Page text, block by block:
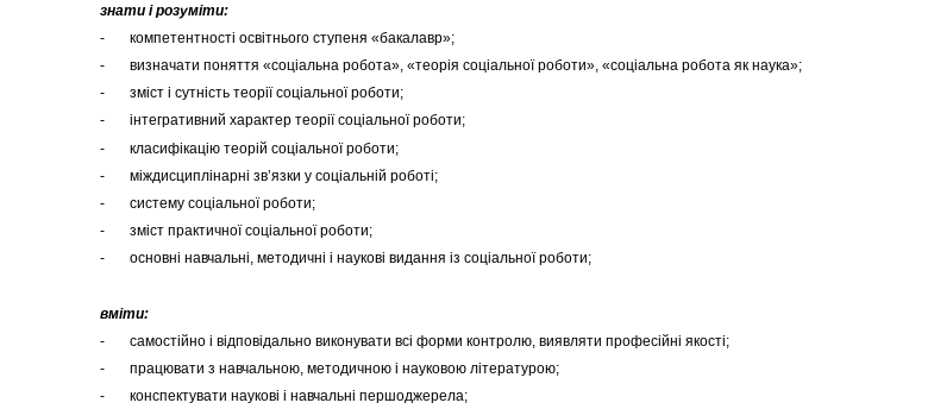
знати і розуміти:
- компетентності освітнього ступеня «бакалавр»;
- визначати поняття «соціальна робота», «теорія соціальної роботи», «соціальна робота як наука»;
- зміст і сутність теорії соціальної роботи;
- інтегративний характер теорії соціальної роботи;
- класифікацію теорій соціальної роботи;
- міждисциплінарні зв’язки у соціальній роботі;
- систему соціальної роботи;
- зміст практичної соціальної роботи;
- основні навчальні, методичні і наукові видання із соціальної роботи;
вміти:
- самостійно і відповідально виконувати всі форми контролю, виявляти професійні якості;
- працювати з навчальною, методичною і науковою літературою;
- конспектувати наукові і навчальні першоджерела;